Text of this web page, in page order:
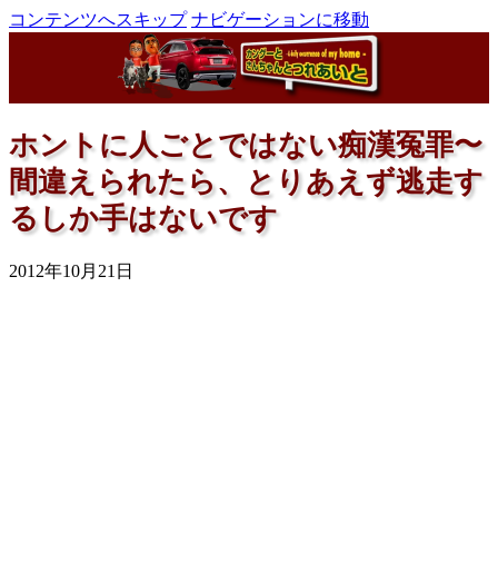
コンテンツへスキップ ナビゲーションに移動
ホントに人ごとではない痴漢冤罪〜
間違えられたら、とりあえず逃走す
るしか手はないです
2012年10月21日